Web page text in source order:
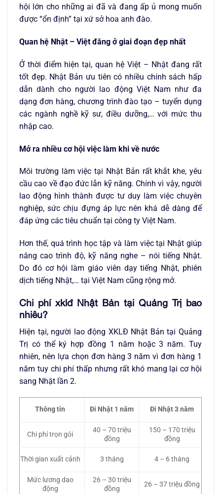
hội lớn cho những ai đã và đang ấp ủ mong muốn
được “ổn định” tại xứ sở hoa anh đào.
Quan hệ Nhật – Việt đăng ở giai đoạn đẹp nhất
Ở thời điểm hiện tại, quan hệ Việt – Nhật đang rất
tốt đẹp. Nhật Bản ưu tiên có nhiều chính sách hấp
dẫn dành cho người lao động Việt Nam như đa
dạng đơn hàng, chương trình đào tạo – tuyển dụng
các ngành nghề kỹ sư, điều dưỡng,… với mức thu
nhập cao.
Mở ra nhiều cơ hội việc làm khi về nước
Môi trường làm việc tại Nhật Bản rất khắt khe, yêu
cầu cao về đạo đức lẫn kỹ năng. Chính vì vậy, người
lao động hình thành được tư duy làm việc chuyên
nghiệp, sức chịu đựng áp lực nên khá dễ dàng để
đáp ứng các tiêu chuẩn tại công ty Việt Nam.
Hơn thế, quá trình học tập và làm việc tại Nhật giúp
nâng cao trình độ, kỹ năng nghe – nói tiếng Nhật.
Do đó cơ hội làm giáo viên dạy tiếng Nhật, phiên
dịch tiếng Nhật,… tại Việt Nam cũng rộng mở.
Chi phí xklđ Nhật Bản tại Quảng Trị bao
nhiêu?
Hiện tại, người lao động XKLĐ Nhật Bản tại Quảng
Trị có thể ký hợp đồng 1 năm hoặc 3 năm. Tuy
nhiên, nên lựa chọn đơn hàng 3 năm vì đơn hàng 1
năm tuy chi phí thấp nhưng rất khó mang lại cơ hội
sang Nhật lần 2.
Thông tin Đi Nhật 1 năm Đi Nhật 3 năm
Chi phí trọn gói
40 – 70 triệu
đồng
150 – 170 triệu
đồng
Thời gian xuất cảnh 3 tháng 4 – 6 tháng
Mức lương dao
động
26 – 30 triệu
đồng
26 – 37 triệu đồng